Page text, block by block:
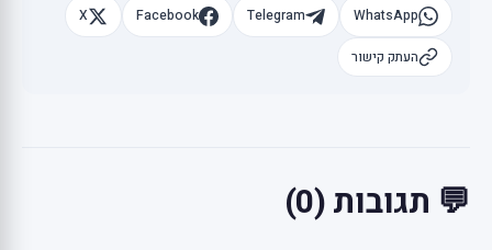
WhatsApp
Telegram
Facebook
X
העתק קישור
💬 תגובות (0)